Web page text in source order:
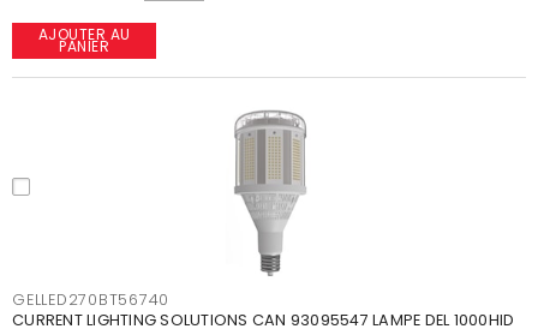
AJOUTER AU
PANIER
GELLED270BT56740
CURRENT LIGHTING SOLUTIONS CAN 93095547 LAMPE DEL 1000HID